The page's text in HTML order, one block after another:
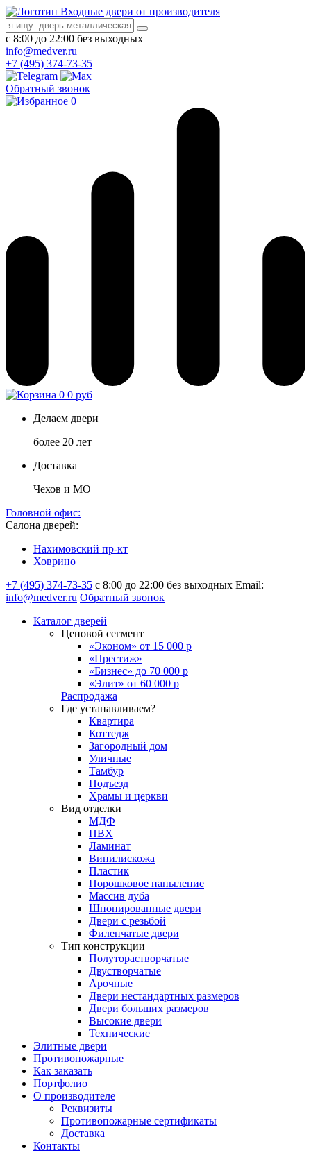
Входные двери от производителя
с 8:00 до 22:00 без выходных
info@medver.ru
+7 (495) 374-73-35
Обратный звонок
0
0 0 руб
Делаем двери
более 20 лет
Доставка
Чехов и МО
Головной офис:
Салона дверей:
Нахимовский пр-кт
Ховрино
+7 (495) 374-73-35 с 8:00 до 22:00 без выходных Email:
info@medver.ru Обратный звонок
Каталог дверей
Ценовой сегмент
«Эконом» от 15 000 р
«Престиж»
«Бизнес» до 70 000 р
«Элит» от 60 000 р
Распродажа
Где устанавливаем?
Квартира
Коттедж
Загородный дом
Уличные
Тамбур
Подъезд
Храмы и церкви
Вид отделки
МДФ
ПВХ
Ламинат
Винилискожа
Пластик
Порошковое напыление
Массив дуба
Шпонированные двери
Двери с резьбой
Филенчатые двери
Тип конструкции
Полуторастворчатые
Двустворчатые
Арочные
Двери нестандартных размеров
Двери больших размеров
Высокие двери
Технические
Элитные двери
Противопожарные
Как заказать
Портфолио
О производителе
Реквизиты
Противопожарные сертификаты
Доставка
Контакты